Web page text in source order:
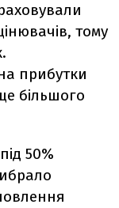
тому
прибутки
більшого
50%